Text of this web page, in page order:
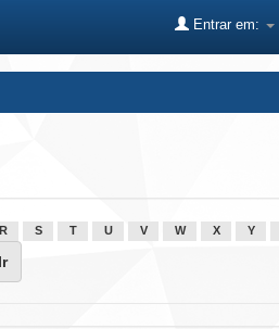
Entrar em:
R S T U V W X Y